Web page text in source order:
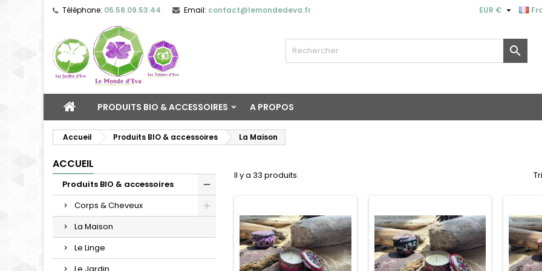
Téléphone: 05.58.09.53.44 Email: contact@lemondedeva.fr EUR € 

PRODUITS BIO & ACCESSOIRES A PROPOS
Accueil Produits BIO & accessoires La Maison
ACCUEIL
Produits BIO & accessoires
Corps & Cheveux
La Maison
Le Linge
Il y a 33 produits.